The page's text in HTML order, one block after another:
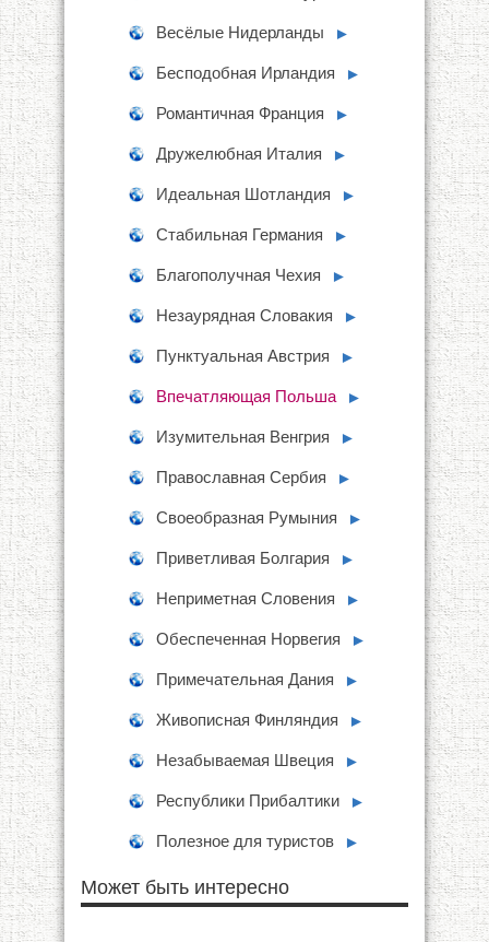
Весёлые Нидерланды ►
Бесподобная Ирландия ►
Романтичная Франция ►
Дружелюбная Италия ►
Идеальная Шотландия ►
Стабильная Германия ►
Благополучная Чехия ►
Незаурядная Словакия ►
Пунктуальная Австрия ►
Впечатляющая Польша ►
Изумительная Венгрия ►
Православная Сербия ►
Своеобразная Румыния ►
Приветливая Болгария ►
Неприметная Словения ►
Обеспеченная Норвегия ►
Примечательная Дания ►
Живописная Финляндия ►
Незабываемая Швеция ►
Республики Прибалтики ►
Полезное для туристов ►
Может быть интересно